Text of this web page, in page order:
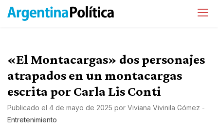
«El Montacargas» dos personajes
atrapados en un montacargas
escrita por Carla Lis Conti
Publicado el 4 de mayo de 2025 por Viviana Vivinila Gómez -
Entretenimiento